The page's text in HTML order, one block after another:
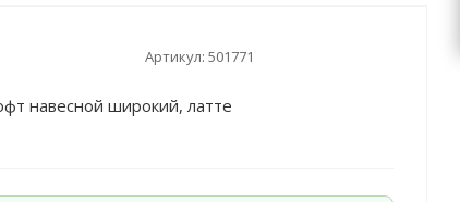
Артикул: 501771
навесной широкий, латте